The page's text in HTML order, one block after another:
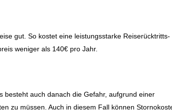
gut. So kostet eine leistungsstarke Reiserücktritts-
weniger als 140€ pro Jahr.
besteht auch danach die Gefahr, aufgrund einer
zu müssen. Auch in diesem Fall können